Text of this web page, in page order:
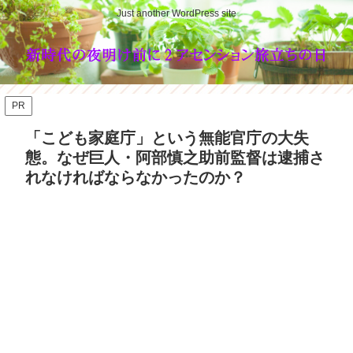
Just another WordPress site
PR
「こども家庭庁」という無能官庁の大失
態。なぜ巨人・阿部慎之助前監督は逮捕さ
れなければならなかったのか？